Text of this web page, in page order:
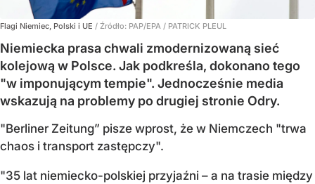
Flagi Niemiec, Polski i UE / Źródło: PAP/EPA / PATRICK PLEUL
Niemiecka prasa chwali zmodernizowaną sieć
kolejową w Polsce. Jak podkreśla, dokonano tego
"w imponującym tempie". Jednocześnie media
wskazują na problemy po drugiej stronie Odry.
"Berliner Zeitung” pisze wprost, że w Niemczech "trwa
chaos i transport zastępczy".
"35 lat niemiecko-polskiej przyjaźni – a na trasie między